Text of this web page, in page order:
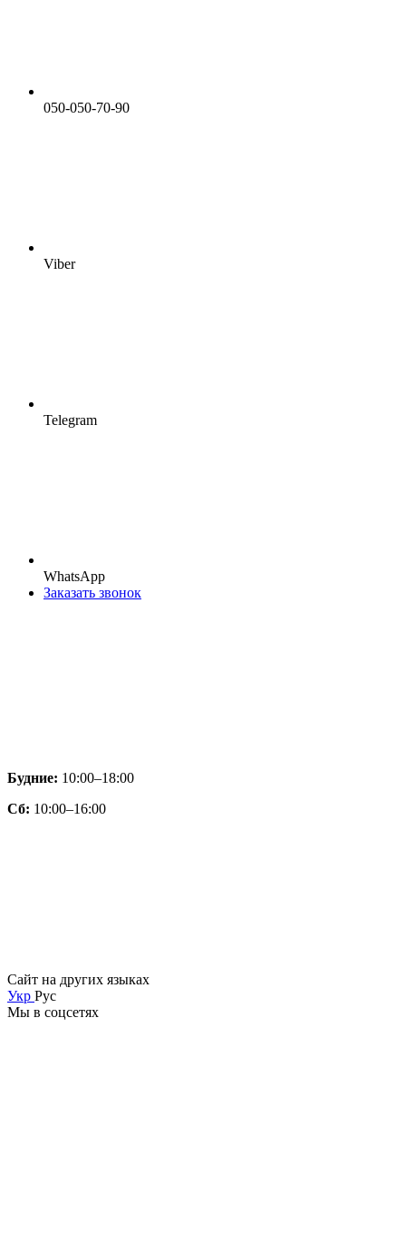
050-050-70-90
Viber
Telegram
WhatsApp
Заказать звонок
Будние: 10:00–18:00
Сб: 10:00–16:00
Сайт на других языках
Укр Рус
Мы в соцсетях